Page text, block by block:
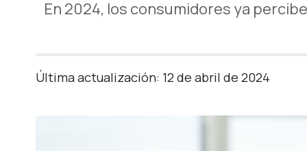
En 2024, los consumidores ya
Última actualización: 12 de abril de 2024